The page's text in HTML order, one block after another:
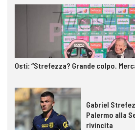
Osti: “Strefezza? Grande colpo.
Gabriel
Palermo alla
rivincita